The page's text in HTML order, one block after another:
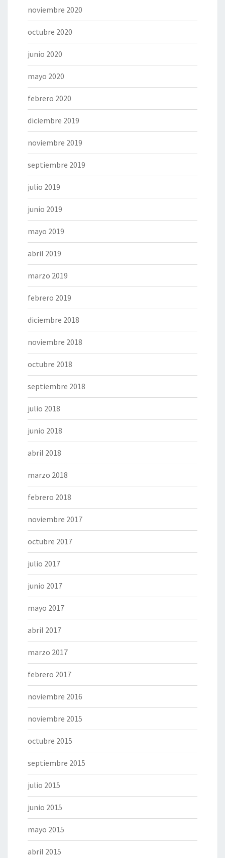
noviembre 2020
octubre 2020
junio 2020
mayo 2020
febrero 2020
diciembre 2019
noviembre 2019
septiembre 2019
julio 2019
junio 2019
mayo 2019
abril 2019
marzo 2019
febrero 2019
diciembre 2018
noviembre 2018
octubre 2018
septiembre 2018
julio 2018
junio 2018
abril 2018
marzo 2018
febrero 2018
noviembre 2017
octubre 2017
julio 2017
junio 2017
mayo 2017
abril 2017
marzo 2017
febrero 2017
noviembre 2016
noviembre 2015
octubre 2015
septiembre 2015
julio 2015
junio 2015
mayo 2015
abril 2015